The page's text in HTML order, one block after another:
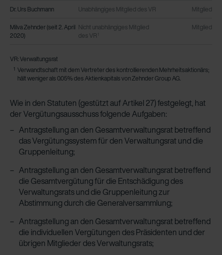
Dr. Urs Buchmann Unabhängiges Mitglied des VR Mitglied
Milva Zehnder (seit 2. April
2020)
Nicht unabhängiges Mitglied
des VR 1
Mitglied
VR: Verwaltungsrat
1 Verwandtschaft mit dem Vertreter des kontrollierenden Mehrheitsaktionärs;
hält weniger als 0.05% des Aktienkapitals von Zehnder Group AG.
Wie in den Statuten (gestützt auf Artikel 27) fest­gelegt, hat
der Vergütungsausschuss folgende Aufgaben:
Antragstellung an den Gesamtverwaltungsrat betreffend
das Vergütungssystem für den Verwaltungsrat und die
Gruppenleitung;
Antragstellung an den Gesamtverwaltungsrat betreffend
die Gesamtvergütung für die Entschädigung des
Verwaltungsrats und die Gruppenleitung zur
Abstimmung durch die Generalversammlung;
Antragstellung an den Gesamtverwaltungsrat betreffend
die individuellen Vergütungen des Prä­sidenten und der
übrigen Mitglieder des Verwaltungsrats;